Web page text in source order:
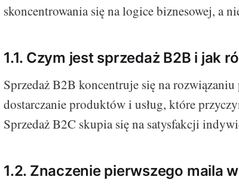
skoncentrowania się na logice biznesowej, a
1.1. Czym jest sprzedaż B2B i jak
Sprzedaż B2B koncentruje się na
dostarczanie produktów i usług, które
Sprzedaż B2C skupia się na satysfakcji
1.2. Znaczenie pierwszego maila